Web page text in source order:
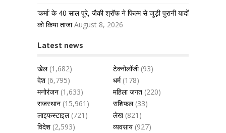
‘कर्मा’ के 40 साल पूरे, जैकी श्रॉफ ने फिल्म से जुड़ी पुरानी यादों
को किया ताजा August 8, 2026
Latest news
खेल(1,682) टेक्नोलॉजी(93)
देश(6,795) धर्म(178)
मनोरंजन (1,633) महिला जगत (220)
राजस्थान (15,961) राशिफल(33)
लाइफस्टाइल(721) लेख (821)
विदेश(2,593) व्यवसाय (927)